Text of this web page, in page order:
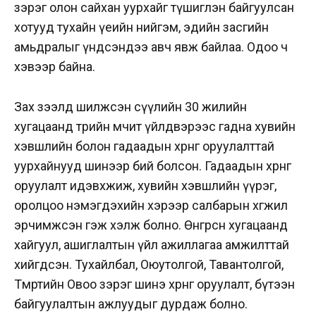
зэрэг олон сайхан уурхайг түшиглэн байгуулсан
хотууд тухайн үеийн нийгэм, эдийн засгийн
амьдралыг үндсэндээ авч явж байлаа. Одоо ч
хэвээр байна.
Зах зээлд шилжсэн сүүлийн 30 жилийн
хугацаанд төрийн өмчит үйлдвэрээс гадна хувийн
хэвшлийн болон гадаадын хөрөнгө оруулалттай
уурхайнууд шинээр бий болсон. Гадаадын хөрөнгө
оруулалт идэвхжиж, хувийн хэвшлийн үүрэг,
оролцоо нэмэгдэхийн хэрээр салбарын хөгжил
эрчимжсэн гэж хэлж болно. Өнгөрсөн хугацаанд
хайгуул, ашиглалтын үйл ажиллагаа амжилттай
хийгдсэн. Тухайлбал, Оюутолгой, Тавантолгой,
Төмөртийн Овоо зэрэг шинэ хөрөнгө оруулалт, бүтээн
байгуулалтын ажлуудыг дурдаж болно.